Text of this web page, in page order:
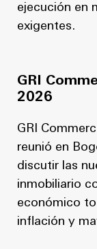
ejecución en
exigentes.
GRI
2026
GRI
reunió en
discutir las
inmobiliario
económico
inflación y